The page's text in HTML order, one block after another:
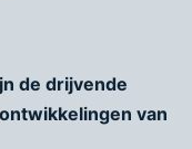
de drijvende
van